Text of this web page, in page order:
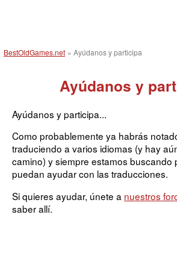
BestOldGames.net » Ayúdanos y participa
Ayúdanos y
Ayúdanos y participa...
Como probablemente ya habrás
traduciendo a varios idiomas (y hay
camino) y siempre estamos buscando
puedan ayudar con las traducciones.
Si quieres ayudar, únete a nuestros
saber allí.